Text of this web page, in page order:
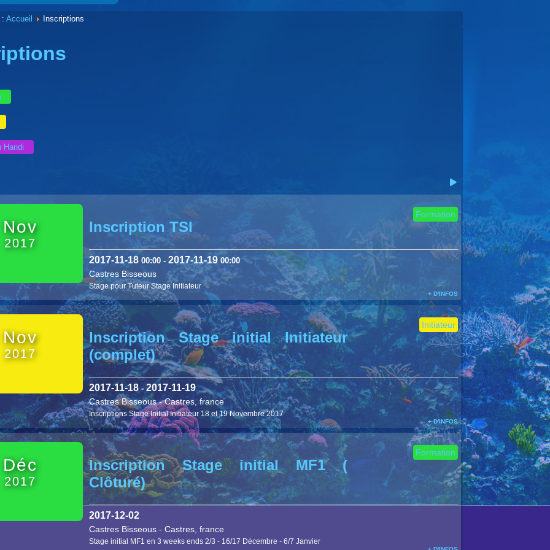
: Accueil Inscriptions
Handi
Suivant
Nov
2017
Inscription TSI
Formation
2017-11-18 00:00- 2017-11-19 00:00
Castres Bisseous
Stage pour Tuteur Stage Initiateur
+ D'INFOS
Nov
2017
Inscription Stage initial Initiateur
(complet)
Initiateur
2017-11-18- 2017-11-19
Castres Bisseous-Castres, france
Inscriptions Stage Initial Initiateur 18 et 19 Novembre 2017
+ D'INFOS
Déc
2017
Inscription Stage initial MF1 (
Clôturé)
Formation
2017-12-02
Castres Bisseous - Castres, france
Stage initial MF1 en 3 weeks ends 2/3 - 16/17 Décembre - 6/7 Janvier